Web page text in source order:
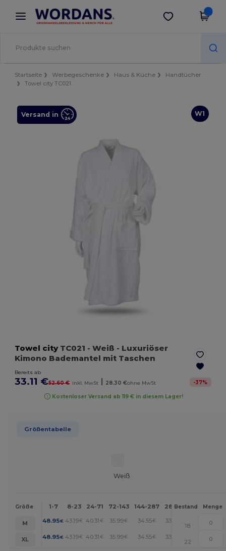
× Wordans App
Bessere Preise in der App!
App holen
Startseite Werbegeschenke Haus & Küche
Handtücher
Towel city TC021
W1
Versand in
Towel cityTC021 - Weiß - Luxuriöser
Kimono Bademantel mit Taschen
Bereits ab
33.11 €52.60 € inkl. MwSt | 28.30 €ohne MwSt -37%
Kostenloser Versand ab 119 € in diesem Lager!
Größentabelle
Weiß
Größe 1-7 8-23 24-71 72-143 144-287 288 + Mehr
Bestand Menge
M 48.95€ 43.19€ 40.31 € 35.99€ 34.55€ 33.11
18
XL
48.95€ 43.19€ 40.31 € 35.99€ 34.55€ 33.11
22